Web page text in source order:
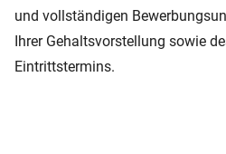
und vollständigen
Ihrer Gehaltsvorstellung sowie
Eintrittstermins.